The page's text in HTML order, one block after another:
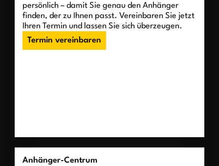
persönlich – damit Sie genau den Anhänger
finden, der zu Ihnen passt. Vereinbaren Sie jetzt
Ihren Termin und lassen Sie sich überzeugen.
Termin vereinbaren
Anhänger-Centrum